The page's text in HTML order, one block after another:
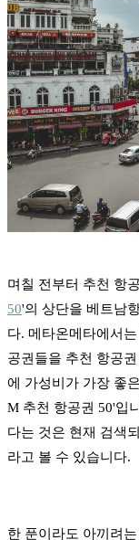
며칠 전부터 추천 항
50'의 상단을 베트남
다. 메타온메타에서
공권들을 추천 항공
에 가성비가 가장 좋
M 추천 항공권 50'입
다는 것은 현재 검색
라고 볼 수 있습니다.
한 푼이라도 아끼려